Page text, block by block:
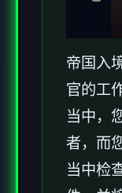
帝国入
官的工
当中，
者，而
当中检